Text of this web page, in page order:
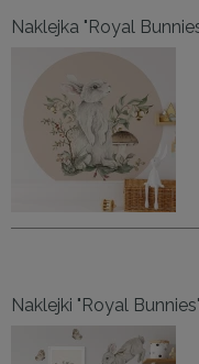
Naklejka "Royal
Naklejki "Royal Bunnies"